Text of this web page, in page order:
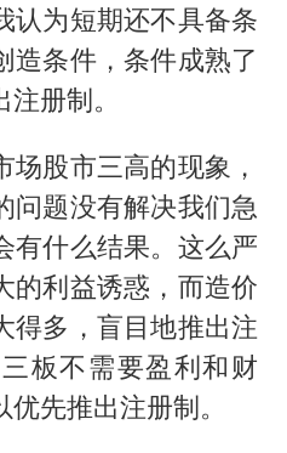
认为短期还不具备条
造条件，条件成熟了
册制。
股市三高的现象，
问题没有解决我们急
有什么结果。这么严
的利益诱惑，而造价
得多，盲目地推出注
板不需要盈利和财
先推出注册制。